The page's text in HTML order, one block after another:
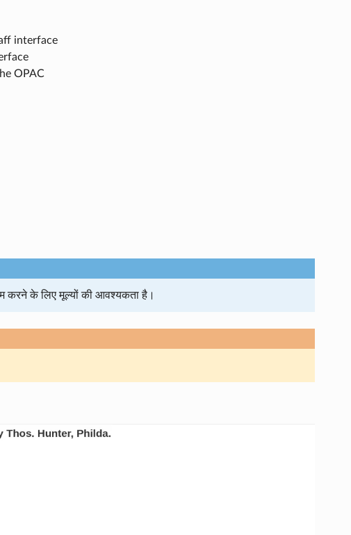
interface
OPAC
करने के लिए मूल्यों की आवश्यकता है।